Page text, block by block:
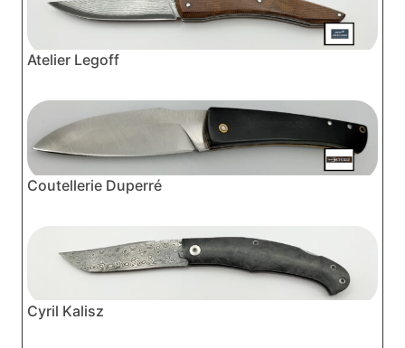
Atelier Legoff
Coutellerie Duperré
Cyril Kalisz